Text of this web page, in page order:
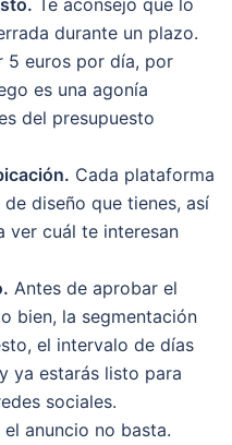
durante un plazo.
5 euros por día, por
es una agonía
del presupuesto
Cada plataforma
diseño que tienes, así
ver cuál te interesan
Antes de aprobar el
bien, la segmentación
el intervalo de días
ya estarás listo para
sociales.
el anuncio no basta.